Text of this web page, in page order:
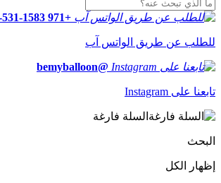
+971 58-531-1583
للطلب عن طريق الواتس آب
@bemyballoon
تابعنا على Instagram
السلة فارغة
البحث
إظهار الكل